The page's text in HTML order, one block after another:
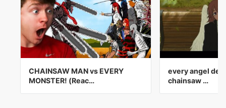
CHAINSAW MAN vs EVERY
MONSTER! (Reac…
every angel
chainsaw …